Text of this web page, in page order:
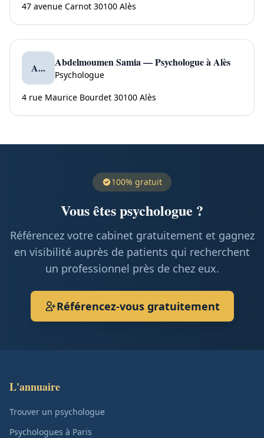
47 avenue Carnot 30100 Alès
A... Abdelmoumen Samia — Psychologue à Alès
Psychologue
4 rue Maurice Bourdet 30100 Alès
100% gratuit
Vous êtes psychologue ?
Référencez votre cabinet gratuitement et gagnez
en visibilité auprès de patients qui recherchent
un professionnel près de chez eux.
Référencez-vous gratuitement
L'annuaire
Trouver un psychologue
Psychologues à Paris